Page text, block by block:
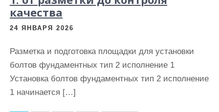
качества
24 ЯНВАРЯ 2026
Разметка и подготовка площадки для установки
болтов фундаментных тип 2 исполнение 1
Установка болтов фундаментных тип 2 исполнение
1 начинается […]